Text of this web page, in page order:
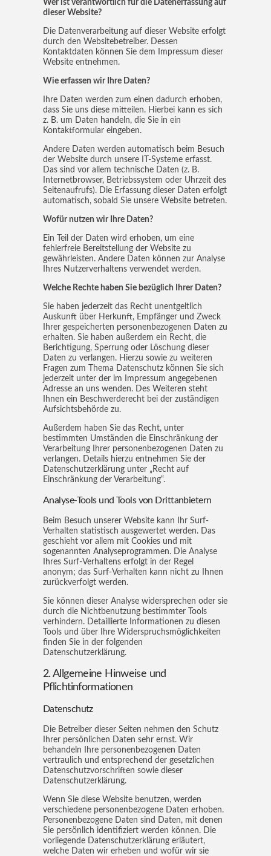
Wer ist verantwortlich für die Datenerfassung auf
dieser Website?
Die Datenverarbeitung auf dieser Website erfolgt
durch den Websitebetreiber. Dessen
Kontaktdaten können Sie dem Impressum dieser
Website entnehmen.
Wie erfassen wir Ihre Daten?
Ihre Daten werden zum einen dadurch erhoben,
dass Sie uns diese mitteilen. Hierbei kann es sich
z. B. um Daten handeln, die Sie in ein
Kontaktformular eingeben.
Andere Daten werden automatisch beim Besuch
der Website durch unsere IT-Systeme erfasst.
Das sind vor allem technische Daten (z. B.
Internetbrowser, Betriebssystem oder Uhrzeit des
Seitenaufrufs). Die Erfassung dieser Daten erfolgt
automatisch, sobald Sie unsere Website betreten.
Wofür nutzen wir Ihre Daten?
Ein Teil der Daten wird erhoben, um eine
fehlerfreie Bereitstellung der Website zu
gewährleisten. Andere Daten können zur Analyse
Ihres Nutzerverhaltens verwendet werden.
Welche Rechte haben Sie bezüglich Ihrer Daten?
Sie haben jederzeit das Recht unentgeltlich
Auskunft über Herkunft, Empfänger und Zweck
Ihrer gespeicherten personenbezogenen Daten zu
erhalten. Sie haben außerdem ein Recht, die
Berichtigung, Sperrung oder Löschung dieser
Daten zu verlangen. Hierzu sowie zu weiteren
Fragen zum Thema Datenschutz können Sie sich
jederzeit unter der im Impressum angegebenen
Adresse an uns wenden. Des Weiteren steht
Ihnen ein Beschwerderecht bei der zuständigen
Aufsichtsbehörde zu.
Außerdem haben Sie das Recht, unter
bestimmten Umständen die Einschränkung der
Verarbeitung Ihrer personenbezogenen Daten zu
verlangen. Details hierzu entnehmen Sie der
Datenschutzerklärung unter „Recht auf
Einschränkung der Verarbeitung“.
Analyse-Tools und Tools von Drittanbietern
Beim Besuch unserer Website kann Ihr Surf-
Verhalten statistisch ausgewertet werden. Das
geschieht vor allem mit Cookies und mit
sogenannten Analyseprogrammen. Die Analyse
Ihres Surf-Verhaltens erfolgt in der Regel
anonym; das Surf-Verhalten kann nicht zu Ihnen
zurückverfolgt werden.
Sie können dieser Analyse widersprechen oder sie
durch die Nichtbenutzung bestimmter Tools
verhindern. Detaillierte Informationen zu diesen
Tools und über Ihre Widerspruchsmöglichkeiten
finden Sie in der folgenden
Datenschutzerklärung.
2. Allgemeine Hinweise und
Pflichtinformationen
Datenschutz
Die Betreiber dieser Seiten nehmen den Schutz
Ihrer persönlichen Daten sehr ernst. Wir
behandeln Ihre personenbezogenen Daten
vertraulich und entsprechend der gesetzlichen
Datenschutzvorschriften sowie dieser
Datenschutzerklärung.
Wenn Sie diese Website benutzen, werden
verschiedene personenbezogene Daten erhoben.
Personenbezogene Daten sind Daten, mit denen
Sie persönlich identifiziert werden können. Die
vorliegende Datenschutzerklärung erläutert,
welche Daten wir erheben und wofür wir sie